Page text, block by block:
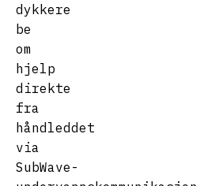
dykkere
be
om
hjelp
direkte
fra
håndleddet
via
SubWave-